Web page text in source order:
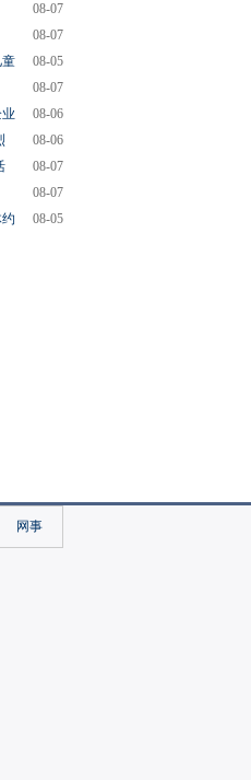
08-07
08-07
08-05
08-07
08-06
08-06
08-07
08-07
08-05
网事